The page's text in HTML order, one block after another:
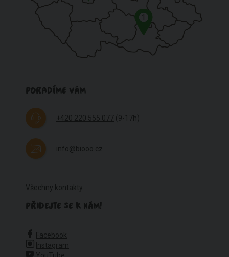
1
PORADÍME VÁM
+420 220 555 077 (9-17h)
info@biooo.cz
Všechny kontakty
PŘIDEJTE SE K NÁM!
Facebook
Instagram